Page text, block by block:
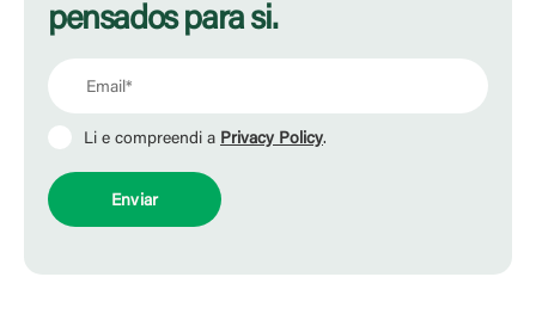
pensados para si.
Li e compreendi a Privacy Policy.